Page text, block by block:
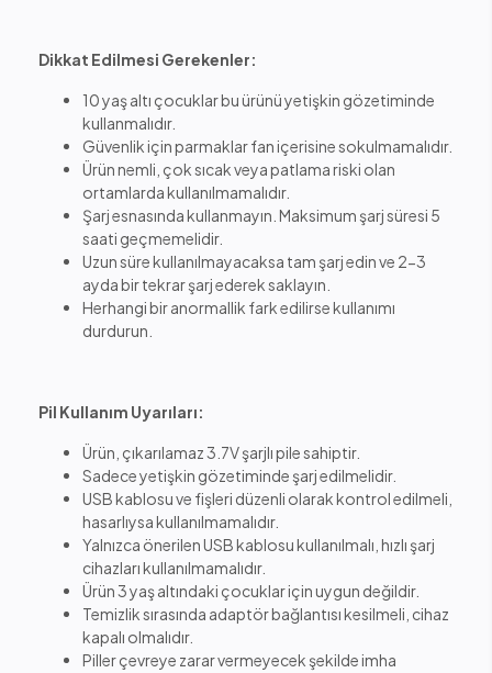
Dikkat Edilmesi Gerekenler:
10 yaş altı çocuklar bu ürünü yetişkin gözetiminde
kullanmalıdır.
Güvenlik için parmaklar fan içerisine sokulmamalıdır.
Ürün nemli, çok sıcak veya patlama riski olan
ortamlarda kullanılmamalıdır.
Şarj esnasında kullanmayın. Maksimum şarj süresi 5
saati geçmemelidir.
Uzun süre kullanılmayacaksa tam şarj edin ve 2-3
ayda bir tekrar şarj ederek saklayın.
Herhangi bir anormallik fark edilirse kullanımı
durdurun.
Pil Kullanım Uyarıları:
Ürün, çıkarılamaz 3.7V şarjlı pile sahiptir.
Sadece yetişkin gözetiminde şarj edilmelidir.
USB kablosu ve fişleri düzenli olarak kontrol edilmeli,
hasarlıysa kullanılmamalıdır.
Yalnızca önerilen USB kablosu kullanılmalı, hızlı şarj
cihazları kullanılmamalıdır.
Ürün 3 yaş altındaki çocuklar için uygun değildir.
Temizlik sırasında adaptör bağlantısı kesilmeli, cihaz
kapalı olmalıdır.
Piller çevreye zarar vermeyecek şekilde imha